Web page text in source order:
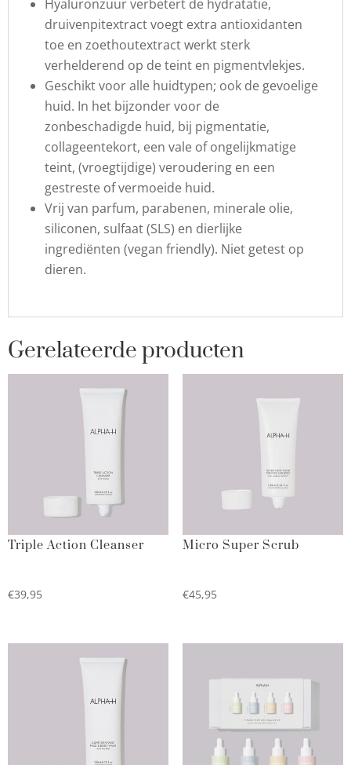
Hyaluronzuur verbetert de hydratatie,
druivenpitextract voegt extra antioxidanten
toe en zoethoutextract werkt sterk
verhelderend op de teint en pigmentvlekjes.
Geschikt voor alle huidtypen; ook de gevoelige
huid. In het bijzonder voor de
zonbeschadigde huid, bij pigmentatie,
collageentekort, een vale of ongelijkmatige
teint, (vroegtijdige) veroudering en een
gestreste of vermoeide huid.
Vrij van parfum, parabenen, minerale olie,
siliconen, sulfaat (SLS) en dierlijke
ingrediënten (vegan friendly). Niet getest op
dieren.
Gerelateerde producten
Triple Action Cleanser
€39,95
Micro Super Scrub
€45,95